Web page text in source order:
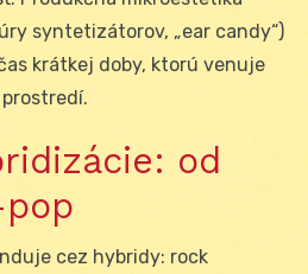
syntetizátorov, „ear candy“)
krátkej doby, ktorú venuje
od
cez hybridy: rock